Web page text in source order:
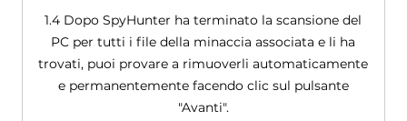
1.4 Dopo SpyHunter ha terminato la scansione del
PC per tutti i file della minaccia associata e li ha
trovati, puoi provare a rimuoverli automaticamente
e permanentemente facendo clic sul pulsante
"Avanti".